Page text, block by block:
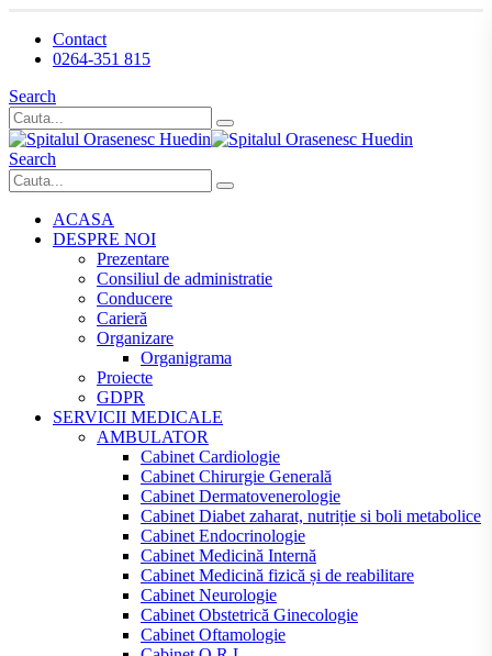
Contact
0264-351 815
Search
Search
ACASA
DESPRE NOI
Prezentare
Consiliul de administratie
Conducere
Carieră
Organizare
Organigrama
Proiecte
GDPR
SERVICII MEDICALE
AMBULATOR
Cabinet Cardiologie
Cabinet Chirurgie Generală
Cabinet Dermatovenerologie
Cabinet Diabet zaharat, nutriție si boli metabolice
Cabinet Endocrinologie
Cabinet Medicină Internă
Cabinet Medicină fizică și de reabilitare
Cabinet Neurologie
Cabinet Obstetrică Ginecologie
Cabinet Oftamologie